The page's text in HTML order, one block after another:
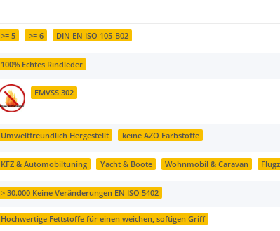
>= 5 >= 6 DIN EN ISO 105-B02
100% Echtes Rindleder
FMVSS 302
Umweltfreundlich Hergestellt keine AZO Farbstoffe
KFZ & Automobiltuning Yacht & Boote Wohnmobil & Caravan
> 30.000 Keine Veränderungen EN ISO 5402
Hochwertige Fettstoffe für einen weichen, softigen Griff